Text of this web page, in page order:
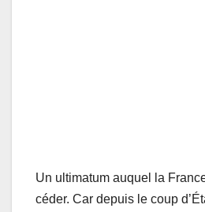
Un ultimatum auquel la
céder. Car depuis le coup